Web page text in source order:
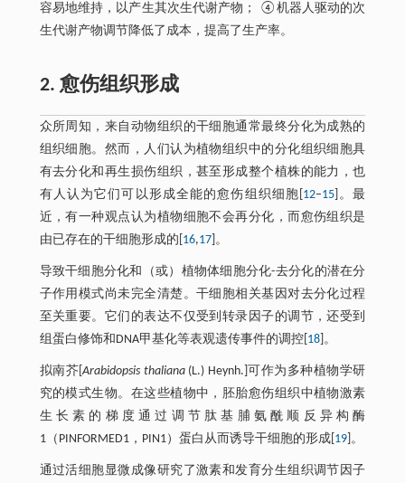
容易地维持，以产生其次生代谢产物； ④机器人驱动的次
生代谢产物调节降低了成本，提高了生产率。
2. 愈伤组织形成
众所周知，来自动物组织的干细胞通常最终分化为成熟的
组织细胞。然而，人们认为植物组织中的分化组织细胞具
有去分化和再生损伤组织，甚至形成整个植株的能力，也
有人认为它们可以形成全能的愈伤组织细胞[ 12–15 ]。最
近，有一种观点认为植物细胞不会再分化，而愈伤组织是
由已存在的干细胞形成的[ 16,17]。
导致干细胞分化和（或）植物体细胞分化-去分化的潜在分
子作用模式尚未完全清楚。干细胞相关基因对去分化过程
至关重要。它们的表达不仅受到转录因子的调节，还受到
组蛋白修饰和DNA甲基化等表观遗传事件的调控[ 18]。
拟南芥[Arabidopsis thaliana(L.) Heynh.]可作为多种植物学研
究的模式生物。在这些植物中，胚胎愈伤组织中植物激素
生长素的梯度通过调节肽基脯氨酰顺反异构酶
1（PINFORMED1，PIN1）蛋白从而诱导干细胞的形成[ 19]。
通过活细胞显微成像研究了激素和发育分生组织调节因子